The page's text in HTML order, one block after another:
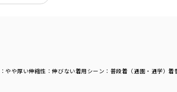
：やや厚い伸縮性 ：伸びない着用シーン ：普段着（通園・通学）着